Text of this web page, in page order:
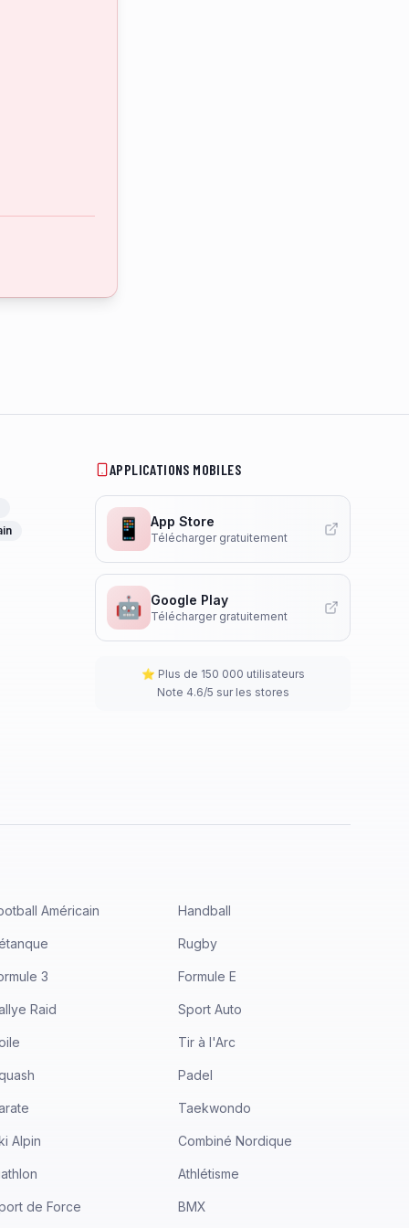
APPLICATIONS MOBILES
📱 App Store
Télécharger gratuitement
🤖 Google Play
Télécharger gratuitement
⭐ Plus de 150 000 utilisateurs
Note 4.6/5 sur les stores
Américain Handball
Rugby
3 Formule E
Raid Sport Auto
Tir à l'Arc
Padel
Taekwondo
Alpin Combiné Nordique
Athlétisme
de Force BMX